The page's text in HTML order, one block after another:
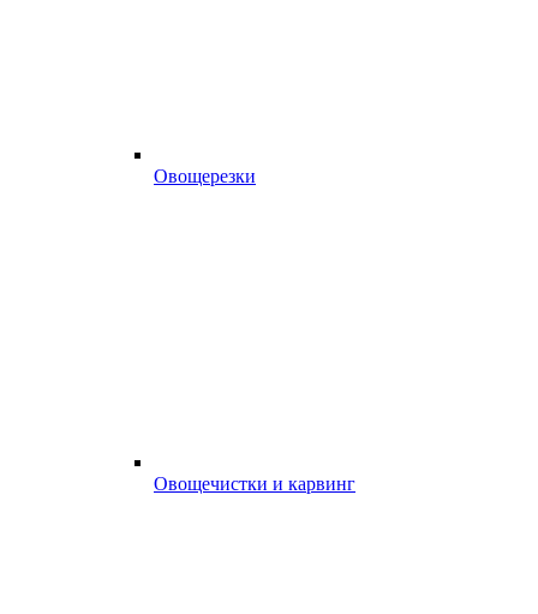
Овощерезки
Овощечистки и карвинг